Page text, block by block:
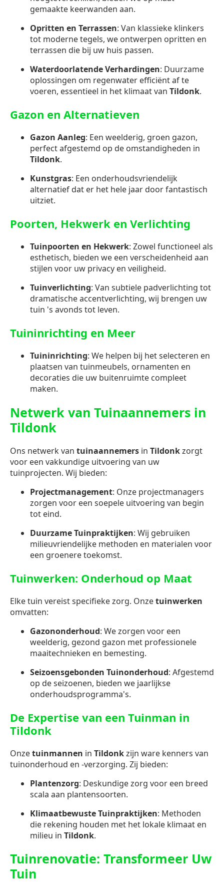
gemaakte keerwanden aan.
Opritten en Terrassen: Van klassieke klinkers
tot moderne tegels, we ontwerpen opritten en
terrassen die bij uw huis passen.
Waterdoorlatende Verhardingen: Duurzame
oplossingen om regenwater efficiënt af te
voeren, essentieel in het klimaat van Tildonk.
Gazon en Alternatieven
Gazon Aanleg: Een weelderig, groen gazon,
perfect afgestemd op de omstandigheden in
Tildonk.
Kunstgras: Een onderhoudsvriendelijk
alternatief dat er het hele jaar door fantastisch
uitziet.
Poorten, Hekwerk en Verlichting
Tuinpoorten en Hekwerk: Zowel functioneel als
esthetisch, bieden we een verscheidenheid aan
stijlen voor uw privacy en veiligheid.
Tuinverlichting: Van subtiele padverlichting tot
dramatische accentverlichting, wij brengen uw
tuin 's avonds tot leven.
Tuininrichting en Meer
Tuininrichting: We helpen bij het selecteren en
plaatsen van tuinmeubels, ornamenten en
decoraties die uw buitenruimte compleet
maken.
Netwerk van Tuinaannemers in
Tildonk
Ons netwerk van tuinaannemers in Tildonkzorgt
voor een vakkundige uitvoering van uw
tuinprojecten. Wij bieden:
Projectmanagement: Onze projectmanagers
zorgen voor een soepele uitvoering van begin
tot eind.
Duurzame Tuinpraktijken: Wij gebruiken
milieuvriendelijke methoden en materialen voor
een groenere toekomst.
Tuinwerken: Onderhoud op Maat
Elke tuin vereist specifieke zorg. Onzetuinwerken
omvatten:
Gazononderhoud: We zorgen voor een
weelderig, gezond gazon met professionele
maaitechnieken en bemesting.
Seizoensgebonden Tuinonderhoud: Afgestemd
op de seizoenen, bieden we jaarlijkse
onderhoudsprogramma's.
De Expertise van een Tuinman in
Tildonk
Onzetuinmannen in Tildonkzijn ware kenners van
tuinonderhoud en -verzorging. Zij bieden:
Plantenzorg: Deskundige zorg voor een breed
scala aan plantensoorten.
Klimaatbewuste Tuinpraktijken: Methoden
die rekening houden met het lokale klimaat en
milieu in Tildonk.
Tuinrenovatie: Transformeer Uw
Tuin